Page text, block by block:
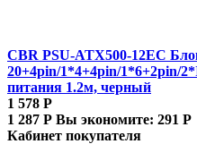
CBR PSU-ATX500-12EC
20+4pin/1*4+4pin/1*6+2pin/
питания 1.2м, черный
1 578 Р
1 287 Р Вы экономите: 291 Р
Кабинет покупателя